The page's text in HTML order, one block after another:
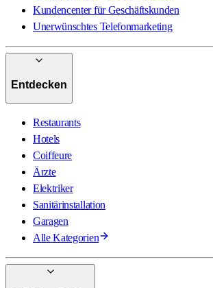
Kundencenter für Geschäftskunden
Unerwünschtes Telefonmarketing
Entdecken
Restaurants
Hotels
Coiffeure
Ärzte
Elektriker
Sanitärinstallation
Garagen
Alle Kategorien